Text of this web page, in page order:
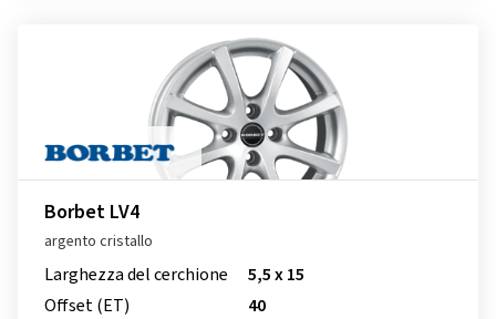
Borbet LV4
argento cristallo
Larghezza del cerchione
5,5 x 15
Offset (ET)
40